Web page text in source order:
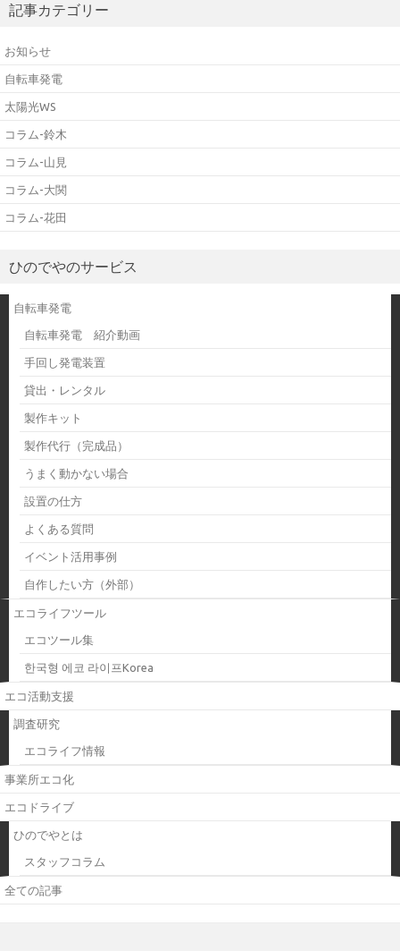
記事カテゴリー
お知らせ
自転車発電
太陽光WS
コラム-鈴木
コラム-山見
コラム-大関
コラム-花田
ひのでやのサービス
自転車発電
自転車発電 紹介動画
手回し発電装置
貸出・レンタル
製作キット
製作代行（完成品）
うまく動かない場合
設置の仕方
よくある質問
イベント活用事例
自作したい方（外部）
エコライフツール
エコツール集
한국형 에코 라이프Korea
エコ活動支援
調査研究
エコライフ情報
事業所エコ化
エコドライブ
ひのでやとは
スタッフコラム
全ての記事